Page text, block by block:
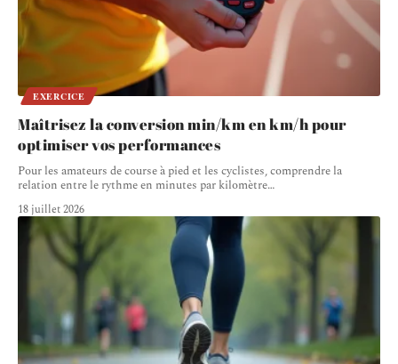
EXERCICE
Maîtrisez la conversion min/km en km/h pour
optimiser vos performances
Pour les amateurs de course à pied et les cyclistes, comprendre la
relation entre le rythme en minutes par kilomètre…
18 juillet 2026